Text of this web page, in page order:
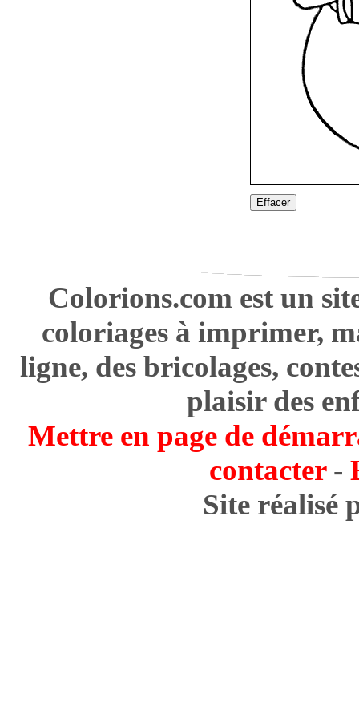
Effacer
Colorions.com est un
coloriages à imprimer,
ligne, des bricolages,
plaisir des
Mettre en page de
contacter-
Site réalisé